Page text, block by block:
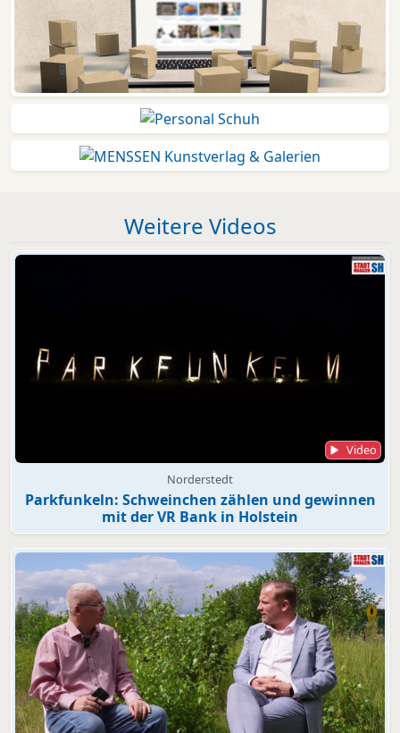
Weitere Videos
Video
Norderstedt
Parkfunkeln: Schweinchen zählen und gewinnen
mit der VR Bank in Holstein